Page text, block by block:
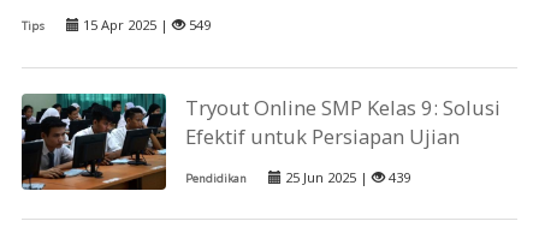
Tips 15 Apr 2025 | 549
Tryout Online SMP Kelas 9: Solusi
Efektif untuk Persiapan Ujian
Pendidikan 25 Jun 2025 | 439